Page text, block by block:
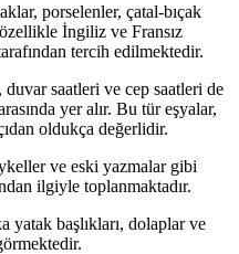
porselenler, çatal-bıçak
İngiliz ve Fransız
tercih edilmektedir.
saatleri ve cep saatleri de
yer alır. Bu tür eşyalar,
oldukça değerlidir.
ve eski yazmalar gibi
ilgiyle toplanmaktadır.
yatak başlıkları, dolaplar ve